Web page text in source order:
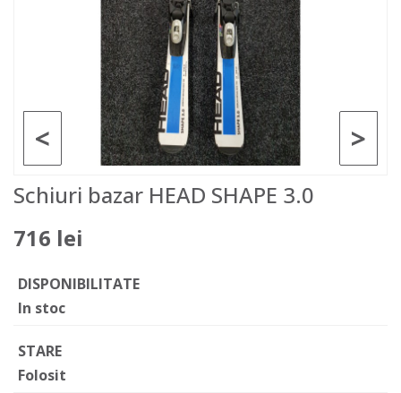
>
<
Schiuri bazar HEAD SHAPE 3.0
716 lei
DISPONIBILITATE
In stoc
STARE
Folosit